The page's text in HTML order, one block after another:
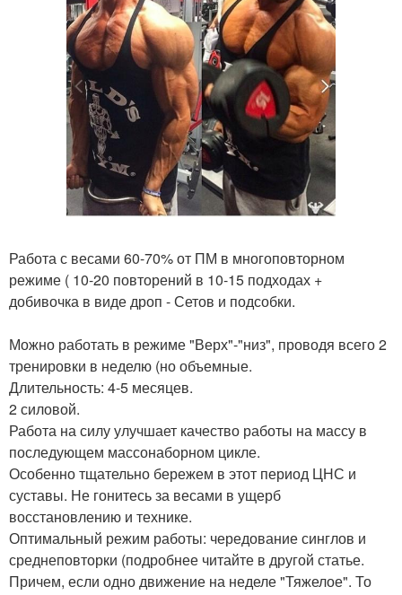
Работа с весами 60-70% от ПМ в многоповторном
режиме ( 10-20 повторений в 10-15 подходах +
добивочка в виде дроп - Сетов и подсобки.
Можно работать в режиме "Верх"-"низ", проводя всего 2
тренировки в неделю (но объемные.
Длительность: 4-5 месяцев.
2 силовой.
Работа на силу улучшает качество работы на массу в
последующем массонаборном цикле.
Особенно тщательно бережем в этот период ЦНС и
суставы. Не гонитесь за весами в ущерб
восстановлению и технике.
Оптимальный режим работы: чередование синглов и
среднеповторки (подробнее читайте в другой статье.
Причем, если одно движение на неделе "Тяжелое". То